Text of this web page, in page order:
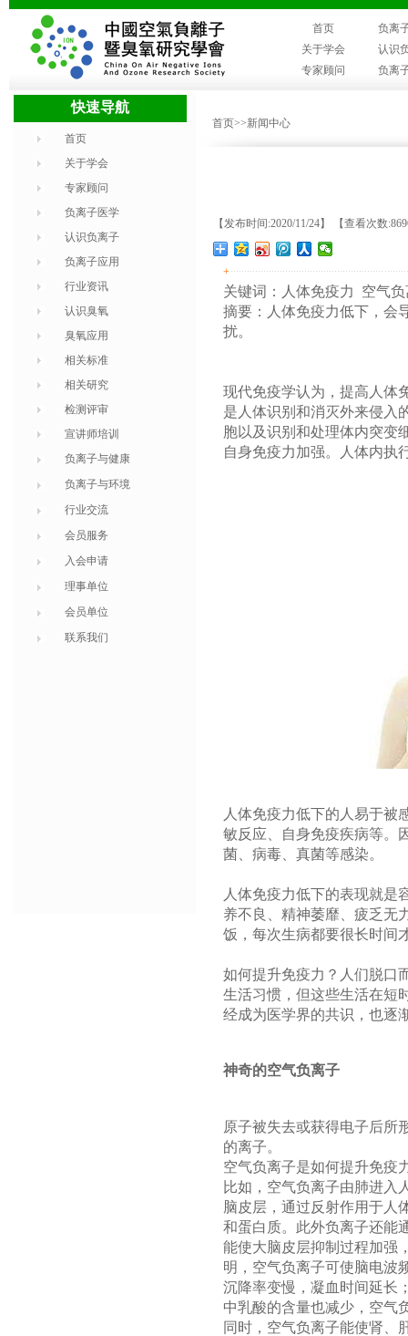
首页
负离
关于学会
认识
专家顾问
负离
快速导航
首页
关于学会
专家顾问
负离子医学
认识负离子
负离子应用
行业资讯
认识臭氧
臭氧应用
相关标准
相关研究
检测评审
宣讲师培训
负离子与健康
负离子与环境
行业交流
会员服务
入会申请
理事单位
会员单位
联系我们
首页>>新闻中心
【发布时间:2020/11/24】 【查看次数
+
关键词：人体免疫力 空气
摘要：人体免疫力低下，会
扰。
现代免疫学认为，提高人体
是人体识别和消灭外来侵入
胞以及识别和处理体内突变
自身免疫力加强。人体内执
人体免疫力低下的人易于被
敏反应、自身免疫疾病等。
菌、病毒、真菌等感染。
人体免疫力低下的表现就是
养不良、精神萎靡、疲乏无
饭，每次生病都要很长时间
如何提升免疫力？人们脱口
生活习惯，但这些生活在短
经成为医学界的共识，也逐
神奇的空气负离子
原子被失去或获得电子后所
的离子。
空气负离子是如何提升免疫
比如，空气负离子由肺进入
脑皮层，通过反射作用于人
和蛋白质。此外负离子还能
能使大脑皮层抑制过程加强
明，空气负离子可使脑电波
沉降率变慢，凝血时间延长
中乳酸的含量也减少，空气
同时，空气负离子能使肾、